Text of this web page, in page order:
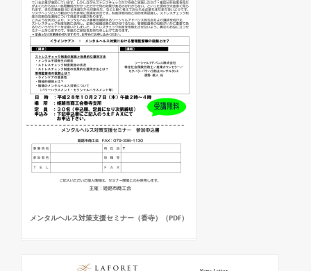
メンタルヘルス対策支援セミナー（香寺）（PDF）